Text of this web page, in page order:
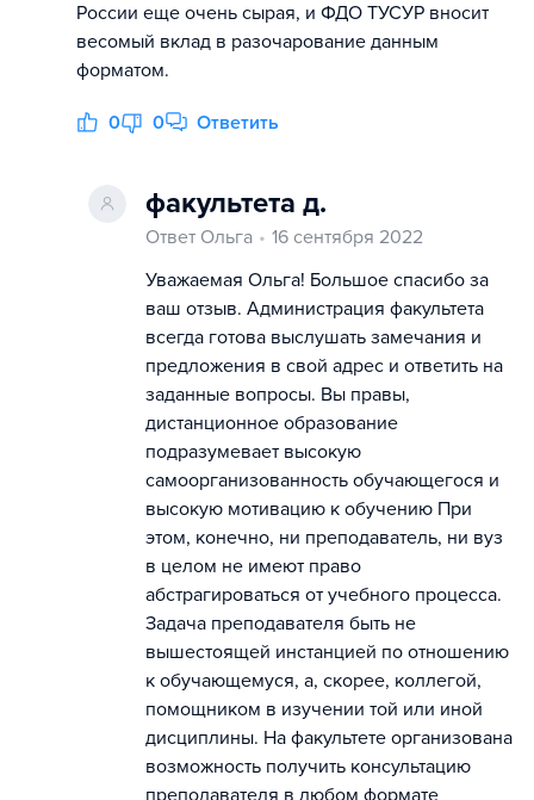
России еще очень сырая, и ФДО ТУСУР вносит
весомый вклад в разочарование данным
форматом.
0 0 Ответить
факультета д.
Ответ Ольга
16 сентября 2022
Уважаемая Ольга! Большое спасибо за
ваш отзыв. Администрация факультета
всегда готова выслушать замечания и
предложения в свой адрес и ответить на
заданные вопросы. Вы правы,
дистанционное образование
подразумевает высокую
самоорганизованность обучающегося и
высокую мотивацию к обучению При
этом, конечно, ни преподаватель, ни вуз
в целом не имеют право
абстрагироваться от учебного процесса.
Задача преподавателя быть не
вышестоящей инстанцией по отношению
к обучающемуся, а, скорее, коллегой,
помощником в изучении той или иной
дисциплины. На факультете организована
возможность получить консультацию